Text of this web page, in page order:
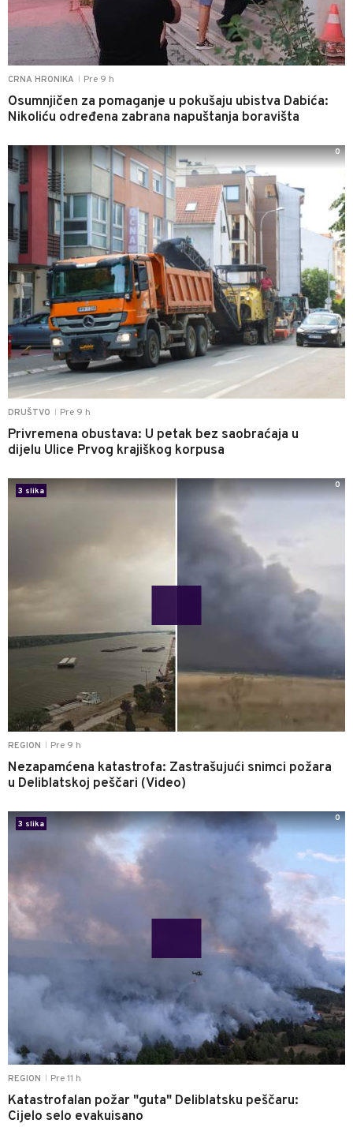
CRNA HRONIKA Pre 9 h
Osumnjičen za pomaganje u pokušaju ubistva Dabića:
Nikoliću određena zabrana napuštanja boravišta
DRUŠTVO Pre 9 h
Privremena obustava: U petak bez saobraćaja u
dijelu Ulice Prvog krajiškog korpusa
0
REGION Pre 9 h
Nezapamćena katastrofa: Zastrašujući snimci požara
u Deliblatskoj peščari (Video)
3 slika
0
REGION Pre 11 h
Katastrofalan požar "guta" Deliblatsku peščaru:
Cijelo selo evakuisano
3 slika
0